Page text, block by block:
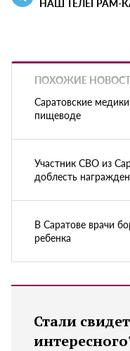
НАШ ТЕЛЕГРАМ-
ПОХОЖИЕ
Саратовские
пищеводе
Участник СВО из
доблесть
В Саратове врачи
ребенка
Стали